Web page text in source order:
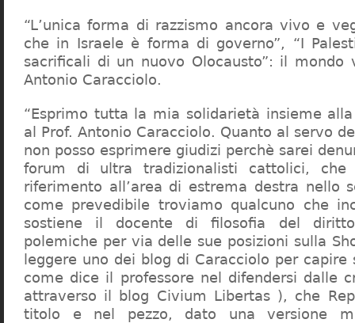
“L’unica forma di razzismo ancora vivo e
che in Israele è forma di governo”, “I
sacrificali di un nuovo Olocausto”: il mondo
Antonio Caracciolo.
“Esprimo tutta la mia solidarietà insieme
al Prof. Antonio Caracciolo. Quanto al servo
non posso esprimere giudizi perchè sarei
forum di ultra tradizionalisti cattolici,
riferimento all’area di estrema destra nello
come prevedibile troviamo qualcuno che
sostiene il docente di filosofia del
polemiche per via delle sue posizioni sulla
leggere uno dei blog di Caracciolo per
come dice il professore nel difendersi dalle
attraverso il blog Civium Libertas ), che
titolo e nel pezzo, dato una versione